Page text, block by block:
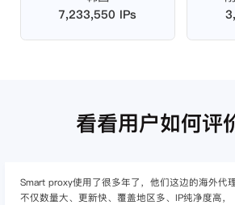
7,233,550 IPs
看看用户如何评
作为入行不久的小白，上手使用Smart proxy会有
定的难度，这边的客服人员/技术支持人员非常有耐